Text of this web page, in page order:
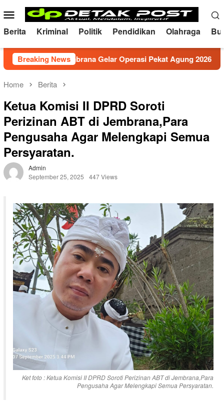
to
content
Mobile
Menu
Berita Kriminal Politik Pendidikan Olahraga
Breaking News
Jembrana Gelar Operasi Pekat Agung 2026
Home Berita
Ketua Komisi II DPRD Soroti
Perizinan ABT di Jembrana,Para
Pengusaha Agar Melengkapi Semua
Persyaratan.
Admin
September 25, 2025
447 Views
Ket foto : Ketua Komisi II DPRD Soroti Perizinan ABT di Jembrana,Para
Pengusaha Agar Melengkapi Semua Persyaratan.